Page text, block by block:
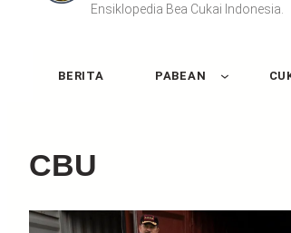
Ensiklopedia Bea Cukai Indonesia.
BERITA PABEAN
CBU